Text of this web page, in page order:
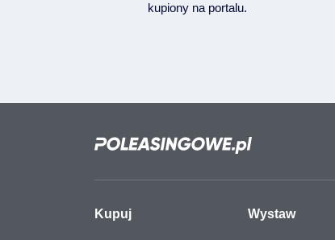
kupiony na portalu.
Kupuj Wystaw